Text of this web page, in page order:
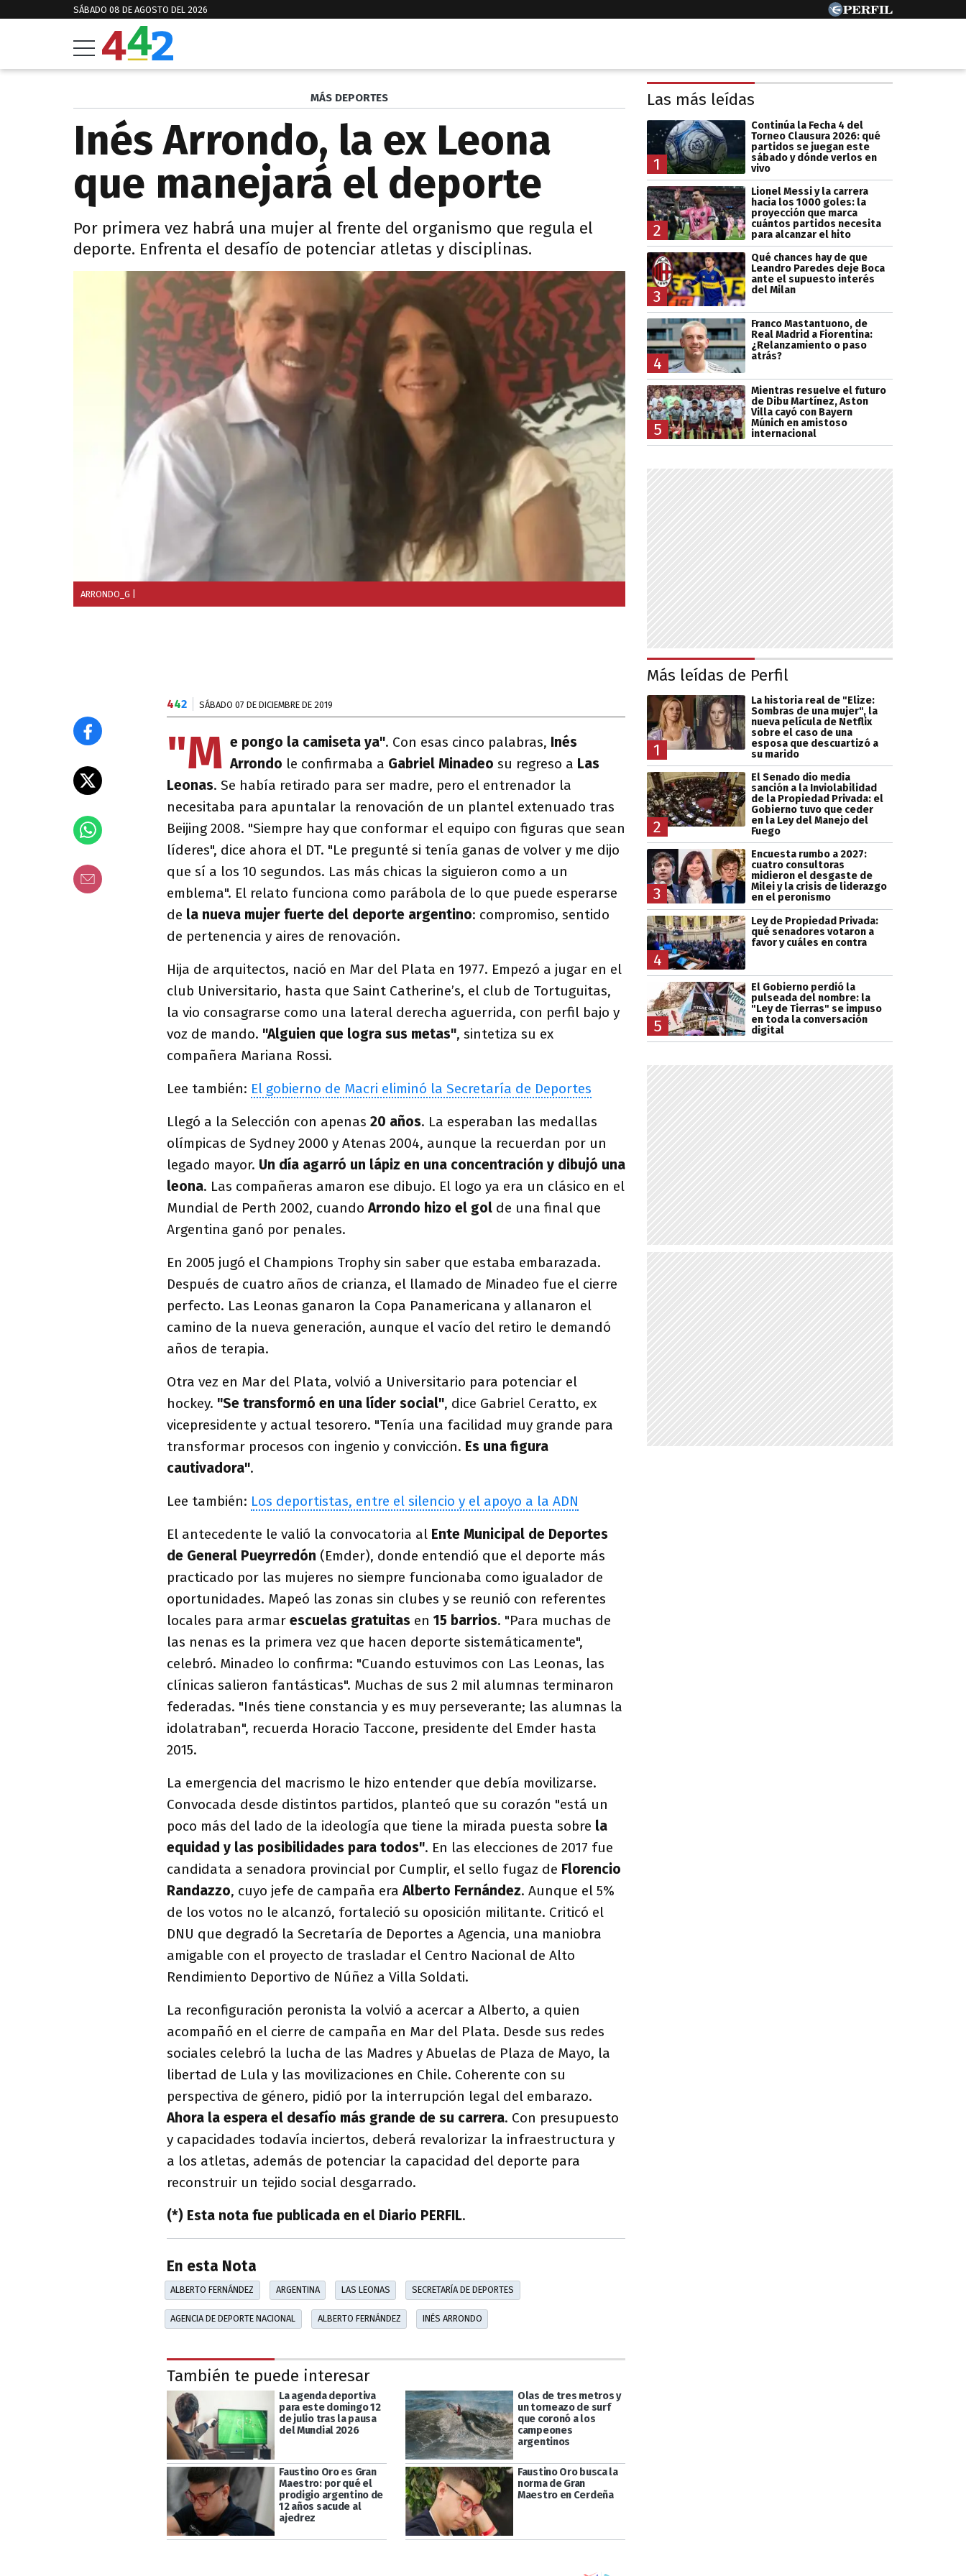
SÁBADO 08 DE AGOSTO DEL 2026
MÁS DEPORTES
Inés Arrondo, la ex Leona
que manejará el deporte
Por primera vez habrá una mujer al frente del organismo que regula el
deporte. Enfrenta el desafío de potenciar atletas y disciplinas.
ARRONDO_G
442 SÁBADO 07 DE DICIEMBRE DE 2019
"M e pongo la camiseta ya". Con esas cinco palabras, Inés
Arrondo le confirmaba a Gabriel Minadeo su regreso a Las
Leonas. Se había retirado para ser madre, pero el entrenador la
necesitaba para apuntalar la renovación de un plantel extenuado tras
Beijing 2008. "Siempre hay que conformar el equipo con figuras que sean
líderes", dice ahora el DT. "Le pregunté si tenía ganas de volver y me dijo
que sí a los 10 segundos. Las más chicas la siguieron como a un
emblema". El relato funciona como parábola de lo que puede esperarse
de la nueva mujer fuerte del deporte argentino: compromiso, sentido
de pertenencia y aires de renovación.
Hija de arquitectos, nació en Mar del Plata en 1977. Empezó a jugar en el
club Universitario, hasta que Saint Catherine’s, el club de Tortuguitas,
la vio consagrarse como una lateral derecha aguerrida, con perfil bajo y
voz de mando. "Alguien que logra sus metas", sintetiza su ex
compañera Mariana Rossi.
Lee también: El gobierno de Macri eliminó la Secretaría de Deportes
Llegó a la Selección con apenas 20 años. La esperaban las medallas
olímpicas de Sydney 2000 y Atenas 2004, aunque la recuerdan por un
legado mayor. Un día agarró un lápiz en una concentración y dibujó una
leona. Las compañeras amaron ese dibujo. El logo ya era un clásico en el
Mundial de Perth 2002, cuandoArrondo hizo el gol de una final que
Argentina ganó por penales.
En 2005 jugó el Champions Trophy sin saber que estaba embarazada.
Después de cuatro años de crianza, el llamado de Minadeo fue el cierre
perfecto. Las Leonas ganaron la Copa Panamericana y allanaron el
camino de la nueva generación, aunque el vacío del retiro le demandó
años de terapia.
Otra vez en Mar del Plata, volvió a Universitario para potenciar el
hockey. "Se transformó en una líder social", dice Gabriel Ceratto, ex
vicepresidente y actual tesorero. "Tenía una facilidad muy grande para
transformar procesos con ingenio y convicción. Es una figura
cautivadora".
Lee también: Los deportistas, entre el silencio y el apoyo a la ADN
El antecedente le valió la convocatoria al Ente Municipal de Deportes
de General Pueyrredón (Emder), donde entendió que el deporte más
practicado por las mujeres no siempre funcionaba como igualador de
oportunidades. Mapeó las zonas sin clubes y se reunió con referentes
locales para armar escuelas gratuitas en 15 barrios. "Para muchas de
las nenas es la primera vez que hacen deporte sistemáticamente",
celebró. Minadeo lo confirma: "Cuando estuvimos con Las Leonas, las
clínicas salieron fantásticas". Muchas de sus 2 mil alumnas terminaron
federadas. "Inés tiene constancia y es muy perseverante; las alumnas la
idolatraban", recuerda Horacio Taccone, presidente del Emder hasta
2015.
La emergencia del macrismo le hizo entender que debía movilizarse.
Convocada desde distintos partidos, planteó que su corazón "está un
poco más del lado de la ideología que tiene la mirada puesta sobre la
equidad y las posibilidades para todos". En las elecciones de 2017 fue
candidata a senadora provincial por Cumplir, el sello fugaz de Florencio
Randazzo, cuyo jefe de campaña eraAlberto Fernández. Aunque el 5%
de los votos no le alcanzó, fortaleció su oposición militante. Criticó el
DNU que degradó la Secretaría de Deportes a Agencia, una maniobra
amigable con el proyecto de trasladar el Centro Nacional de Alto
Rendimiento Deportivo de Núñez a Villa Soldati.
La reconfiguración peronista la volvió a acercar a Alberto, a quien
acompañó en el cierre de campaña en Mar del Plata. Desde sus redes
sociales celebró la lucha de las Madres y Abuelas de Plaza de Mayo, la
libertad de Lula y las movilizaciones en Chile. Coherente con su
perspectiva de género, pidió por la interrupción legal del embarazo.
Ahora la espera el desafío más grande de su carrera. Con presupuesto
y capacidades todavía inciertos, deberá revalorizar la infraestructura y
a los atletas, además de potenciar la capacidad del deporte para
reconstruir un tejido social desgarrado.
(*) Esta nota fue publicada en el Diario PERFIL.
En esta Nota
ALBERTO FERNÁNDEZ ARGENTINA LAS LEONAS SECRETARÍA DE DEPORTES
AGENCIA DE DEPORTE NACIONAL ALBERTO FERNÁNDEZ INÉS ARRONDO
También te puede interesar
La agenda deportiva
para este domingo 12
de julio tras la pausa
del Mundial 2026
Olas de tres metros y
un torneazo de surf
que coronó a los
campeones
argentinos
Faustino Oro es Gran
Maestro: por qué el
prodigio argentino de
12 años sacude al
ajedrez
Faustino Oro busca la
norma de Gran
Maestro en Cerdeña
Las más leídas
1
Continúa la Fecha 4 del
Torneo Clausura 2026: qué
partidos se juegan este
sábado y dónde verlos en
vivo
2
Lionel Messi y la carrera
hacia los 1000 goles: la
proyección que marca
cuántos partidos necesita
para alcanzar el hito
3
Qué chances hay de que
Leandro Paredes deje Boca
ante el supuesto interés
del Milan
4
Franco Mastantuono, de
Real Madrid a Fiorentina:
¿Relanzamiento o paso
atrás?
5
Mientras resuelve el futuro
de Dibu Martínez, Aston
Villa cayó con Bayern
Múnich en amistoso
internacional
Más leídas de Perfil
1
La historia real de "Elize:
Sombras de una mujer", la
nueva película de Netflix
sobre el caso de una
esposa que descuartizó a
su marido
2
El Senado dio media
sanción a la Inviolabilidad
de la Propiedad Privada: el
Gobierno tuvo que ceder
en la Ley del Manejo del
Fuego
3
Encuesta rumbo a 2027:
cuatro consultoras
midieron el desgaste de
Milei y la crisis de liderazgo
en el peronismo
4
Ley de Propiedad Privada:
qué senadores votaron a
favor y cuáles en contra
5
El Gobierno perdió la
pulseada del nombre: la
"Ley de Tierras" se impuso
en toda la conversación
digital